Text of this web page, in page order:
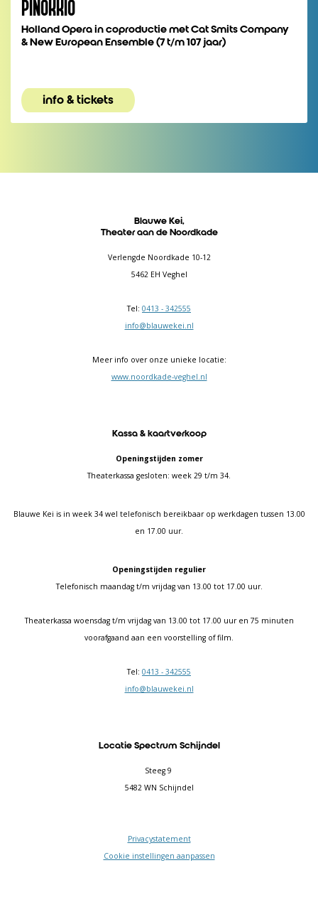
PINOKKIO
Holland Opera in coproductie met Cat Smits Company
& New European Ensemble (7 t/m 107 jaar)
info & tickets
Blauwe Kei,
Theater aan de Noordkade
Verlengde Noordkade 10-12
5462 EH Veghel
Tel: 0413 - 342555
info@blauwekei.nl
Meer info over onze unieke locatie:
www.noordkade-veghel.nl
Kassa & kaartverkoop
Openingstijden zomer
Theaterkassa gesloten: week 29 t/m 34.
Blauwe Kei is in week 34 wel telefonisch bereikbaar op werkdagen tussen 13.00
en 17.00 uur.
Openingstijden regulier
Telefonisch maandag t/m vrijdag van 13.00 tot 17.00 uur.
Theaterkassa woensdag t/m vrijdag van 13.00 tot 17.00 uur en 75 minuten
voorafgaand aan een voorstelling of film.
Tel: 0413 - 342555
info@blauwekei.nl
Locatie Spectrum Schijndel
Steeg 9
5482 WN Schijndel
Privacystatement
Cookie instellingen aanpassen